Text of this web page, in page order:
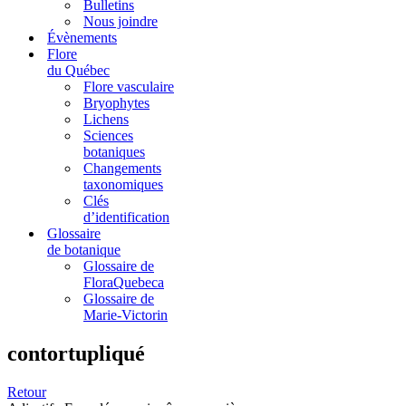
Bulletins
Nous joindre
Évènements
Flore
du Québec
Flore vasculaire
Bryophytes
Lichens
Sciences
botaniques
Changements
taxonomiques
Clés
d’identification
Glossaire
de botanique
Glossaire de
FloraQuebeca
Glossaire de
Marie-Victorin
contortupliqué
Retour